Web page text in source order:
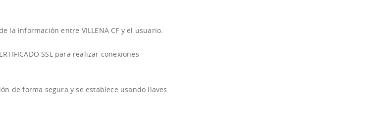
la información entre VILLENA CF y el usuario.
SSL para realizar conexiones
de forma segura y se establece usando llaves